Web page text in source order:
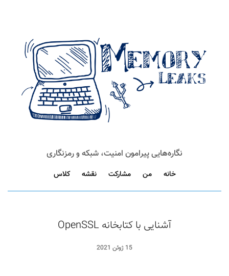
نگاره‌هایی پیرامون امنیت، شبکه و رمزنگاری
خانه من مشارکت نقشه کلاس
آشنایی با کتابخانه OpenSSL
15 ژوئن 2021